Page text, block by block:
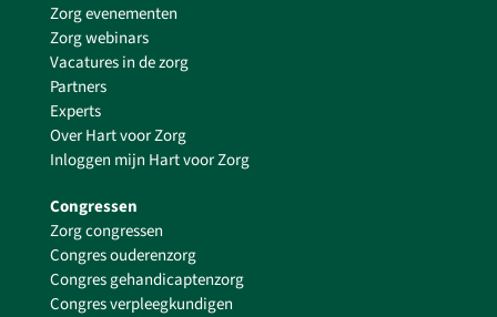
Zorg evenementen
Zorg webinars
Vacatures in de zorg
Partners
Experts
Over Hart voor Zorg
Inloggen mijn Hart voor Zorg
Congressen
Zorg congressen
Congres ouderenzorg
Congres gehandicaptenzorg
Congres verpleegkundigen